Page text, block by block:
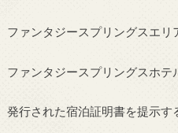
ファンタジースプリングスエリ
ファンタジースプリングスホテ
発行された宿泊証明書を提示す